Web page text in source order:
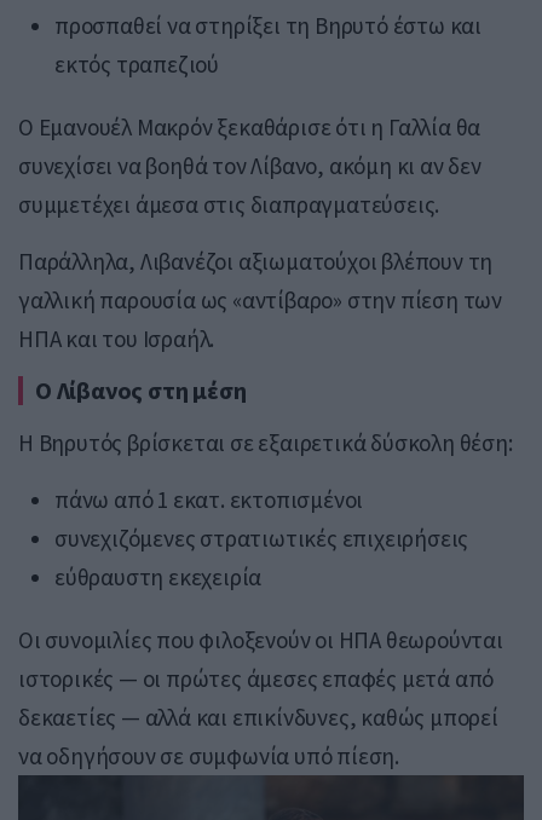
προσπαθεί να στηρίξει τη Βηρυτό έστω και
εκτός τραπεζιού
Ο Εμανουέλ Μακρόν ξεκαθάρισε ότι η Γαλλία θα
συνεχίσει να βοηθά τον Λίβανο, ακόμη κι αν δεν
συμμετέχει άμεσα στις διαπραγματεύσεις.
Παράλληλα, Λιβανέζοι αξιωματούχοι βλέπουν τη
γαλλική παρουσία ως «αντίβαρο» στην πίεση των
ΗΠΑ και του Ισραήλ.
Ο Λίβανος στη μέση
Η Βηρυτός βρίσκεται σε εξαιρετικά δύσκολη θέση:
πάνω από 1 εκατ. εκτοπισμένοι
συνεχιζόμενες στρατιωτικές επιχειρήσεις
εύθραυστη εκεχειρία
Οι συνομιλίες που φιλοξενούν οι ΗΠΑ θεωρούνται
ιστορικές — οι πρώτες άμεσες επαφές μετά από
δεκαετίες — αλλά και επικίνδυνες, καθώς μπορεί
να οδηγήσουν σε συμφωνία υπό πίεση.